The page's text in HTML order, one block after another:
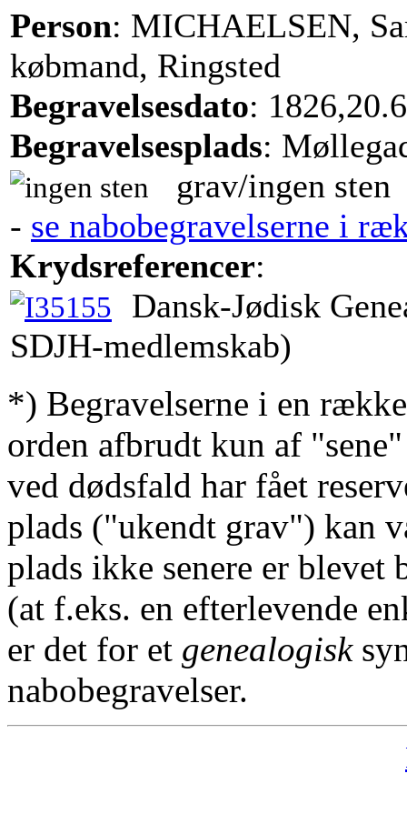
Person: MICHAELSEN,
købmand, Ringsted
Begravelsesdato: 1826,20.6
Begravelsesplads:
grav/ingen sten
- se nabobegravelserne i
Krydsreferencer:
Dansk-Jødisk
SDJH-medlemskab)
*) Begravelserne i en
orden afbrudt kun af
ved dødsfald har fået
plads ("ukendt grav") kan
plads ikke senere er
(at f.eks. en efterlevende
er det for et genealogisk
nabobegravelser.